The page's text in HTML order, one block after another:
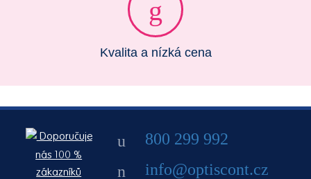
Kvalita a nízká cena
Doporučuje
nás 100 %
zákazníků
800 299 992
info@optiscont.cz